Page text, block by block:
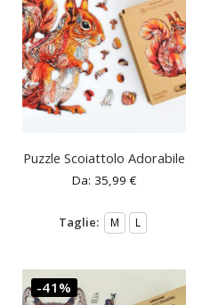
Puzzle Scoiattolo Adorabile
Da: 35,99€
Taglie: M L
-41%